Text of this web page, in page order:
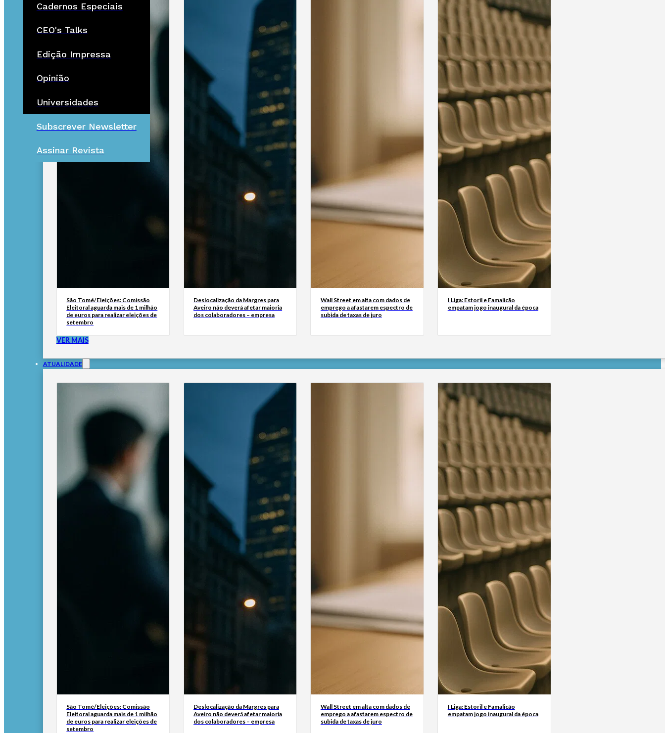
Cadernos Especiais
CEO's Talks
Edição Impressa
Opinião
Universidades
Subscrever Newsletter
Assinar Revista
São Tomé/Eleições: Comissão
Eleitoral aguarda mais de 1 milhão
de euros para realizar eleições de
setembro
Deslocalização da Margres para
Aveiro não deverá afetar maioria
dos colaboradores – empresa
Wall Street em alta com dados de
emprego a afastarem espectro de
subida de taxas de juro
I Liga: Estoril e Famalicão
empatam jogo inaugural da época
VER MAIS
ATUALIDADE
São Tomé/Eleições: Comissão
Eleitoral aguarda mais de 1 milhão
de euros para realizar eleições de
setembro
Deslocalização da Margres para
Aveiro não deverá afetar maioria
dos colaboradores – empresa
Wall Street em alta com dados de
emprego a afastarem espectro de
subida de taxas de juro
I Liga: Estoril e Famalicão
empatam jogo inaugural da época